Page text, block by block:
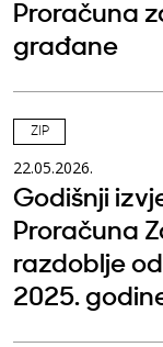
Proračuna
građane
ZIP
22.05.2026.
Godišnji
Proračuna
razdoblje
2025.